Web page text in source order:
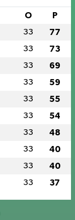
O P
33 77
33 73
33 69
33 59
33 55
33 54
33 48
33 40
33 40
33 37